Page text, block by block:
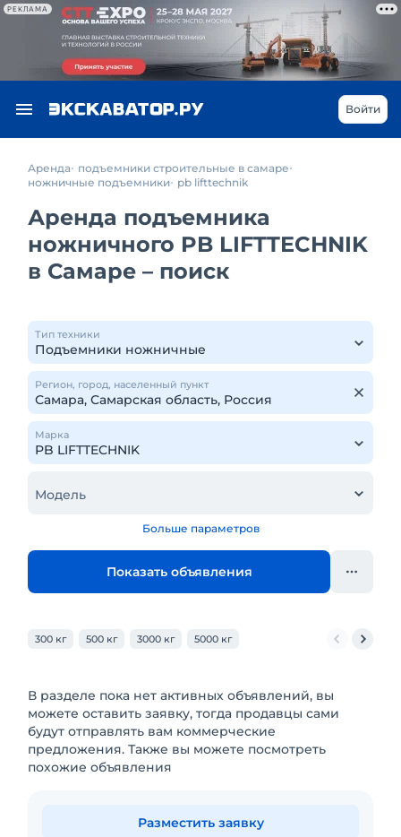
РЕКЛАМА
Войти
Аренда
подъемники строительные в самаре
ножничные подъемники pb lifttechnik
Аренда подъемника
ножничного PB LIFTTECHNIK
в Самаре – поиск
Тип техники
Регион, город, населенный пункт
Марка
Модель
Больше параметров
Показать объявления
300 кг 500 кг 3000 кг 5000 кг
В разделе пока нет активных объявлений, вы
можете оставить заявку, тогда продавцы сами
будут отправлять вам коммерческие
предложения. Также вы можете посмотреть
похожие объявления
Разместить заявку